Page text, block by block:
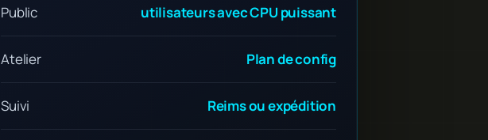
Public utilisateurs avec CPU puissant
Atelier Plan de config
Suivi Reims ou expédition